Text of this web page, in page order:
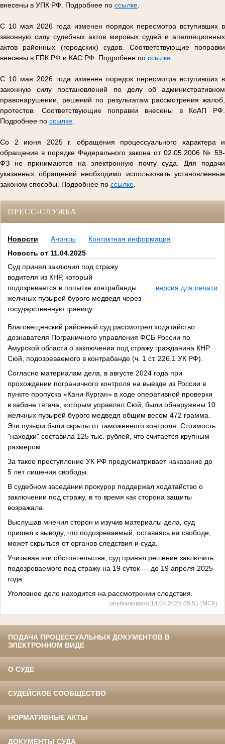
внесены в УПК РФ. Подробнее по ссылке
С 10 мая 2026 года изменен порядок пересмотра вступивших в
законную силу судебных актов мировых судей и апелляционных
актов районных (городских) судов. Соответствующие поправки
внесены в ГПК РФ и КАС РФ. Подробнее по ссылке
С 10 мая 2026 года изменен порядок пересмотра вступивших в
законную силу постановлений по делу об административном
правонарушении, решений по результатам рассмотрения жалоб,
протестов. Соответствующие поправки внесены в КоАП РФ.
Подробнее по ссылке
Со 2 июня 2025 г. обращения процессуального характера и
обращения в порядке Федерального закона от 02.05.2006 № 59-
ФЗ не принимаются на электронную почту суда. Для подачи
указанных обращений необходимо использовать установленные
законом способы. Подробнее по ссылке
ПРЕСС-СЛУЖБА
Новости Анонсы
Контактная информация
Новость от 11.04.2025
Суд принял заключил под стражу
водителя из КНР, который
подозревается в попытке контрабанды
желчных пузырей бурого медведя через
государственную границу
версия для печати
Благовещенский районный суд рассмотрел ходатайство
дознавателя Пограничного управления ФСБ России по
Амурской области о заключении под стражу гражданина КНР
Сюй, подозреваемого в контрабанде (ч. 1 ст. 226.1 УК РФ).
Согласно материалам дела, в августе 2024 года при
прохождении пограничного контроля на выезде из России в
пункте пропуска «Кани-Курган» в ходе оперативной проверки
в кабине тягача, которым управлял Сюй, были обнаружены 10
желчных пузырей бурого медведя общим весом 472 грамма.
Эти пузыри были скрыты от таможенного контроля. Стоимость
"находки" составила 125 тыс. рублей, что считается крупным
размером.
За такое преступление УК РФ предусматривает наказание до
5 лет лишения свободы.
В судебном заседании прокурор поддержал ходатайство о
заключении под стражу, в то время как сторона защиты
возражала.
Выслушав мнения сторон и изучив материалы дела, суд
пришел к выводу, что подозреваемый, оставаясь на свободе,
может скрыться от органов следствия и суда.
Учитывая эти обстоятельства, суд принял решение заключить
подозреваемого под стражу на 19 суток — до 19 апреля 2025
года.
Уголовное дело находится на рассмотрении следствия.
опубликовано 14.04.2025 05:51 (МСК)
ПОДАЧА ПРОЦЕССУАЛЬНЫХ ДОКУМЕНТОВ В
ЭЛЕКТРОННОМ ВИДЕ
О СУДЕ
СУДЕЙСКОЕ СООБЩЕСТВО
НОРМАТИВНЫЕ АКТЫ
ДОКУМЕНТЫ СУДА